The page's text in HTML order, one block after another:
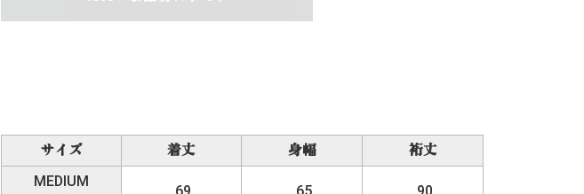
サイズ 着丈 身幅
裄丈
MEDIUM